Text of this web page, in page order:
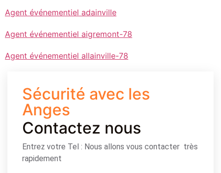
Agent événementiel adainville
Agent événementiel aigremont-78
Agent événementiel allainville-78
Sécurité avec les
Anges
Contactez nous
Entrez votre Tel : Nous allons vous contacter très
rapidement